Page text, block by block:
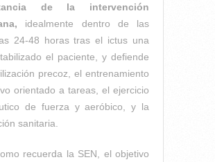
de la intervención
idealmente dentro de las
24-48 horas tras el ictus una
el paciente, y defiende
precoz, el entrenamiento
orientado a tareas, el ejercicio
de fuerza y aeróbico, y la
sanitaria.
recuerda la SEN, el objetivo